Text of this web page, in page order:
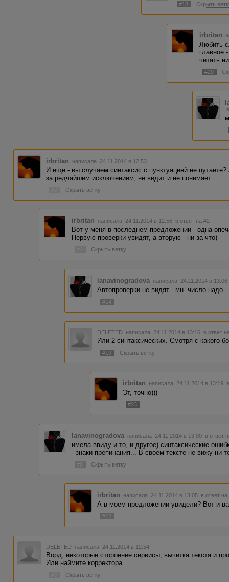
#18 Скрыть
irbritan
Любить
главное
читать
#20
irbritan написала 24.11.2014 в 12:53
И еще - вы случаем синтаксис с пунктуацией не
за редчайшим исключением, не видит и не понимает
Скрыть ветку
irbritan написала 24.11.2014 в 12:56 в ответ на #2
Вот у меня в последнем предложении - одна
Первую проверки увидят, а вторую - ни за что)
Скрыть ветку
lanavinogradova написала 24.11.2014 в
Автопроверки не видят - мн. число надо
#14
DELETED написала 24.11.2014 в 13:16 в ответ
Или 2 синтаксических. Смотря с какого
#19 Скрыть ветку
irbritan написала 24.11.2014 в 13:19
Эт, точно)))
#23
lanavinogradova написала 24.11.2014 в 13:00 в ответ
имела ввиду и то, и другое) синтаксические
- знаки препинания... В своем тексте не вижу ни
#8 Скрыть ветку
irbritan написала 24.11.2014 в 13:05 в ответ на
А в моем предложении увидели? Вот и
#12
DELETED написала 24.11.2014 в 12:54
Ворд, некоторые сторонние сервисы, вычитка текста и
Или наймите корректора.
Скрыть ветку